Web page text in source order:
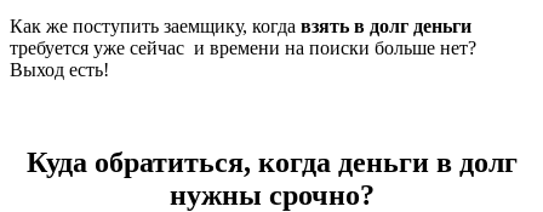
Как же поступить заемщику, когда взять в долг деньги
требуется уже сейчас и времени на поиски больше нет?
Выход есть!
Куда обратиться, когда деньги в долг
нужны срочно?